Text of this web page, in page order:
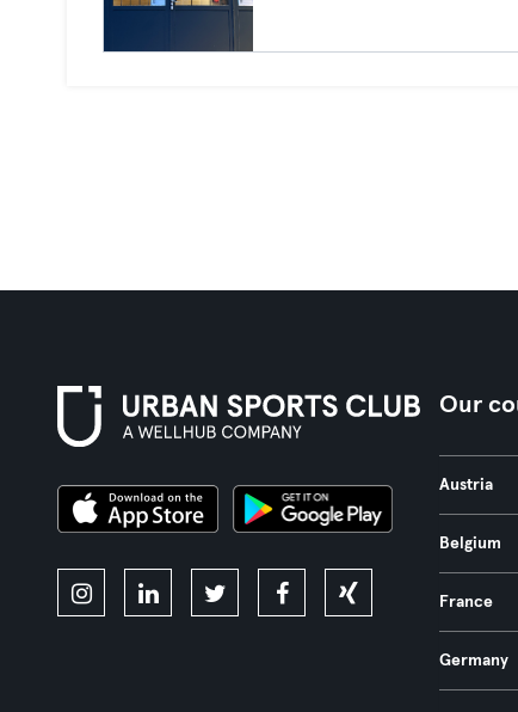
Our
Austria
Belgium
France
Germany